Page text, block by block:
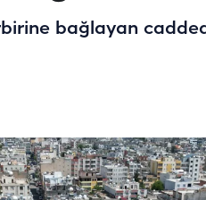
bağlayan